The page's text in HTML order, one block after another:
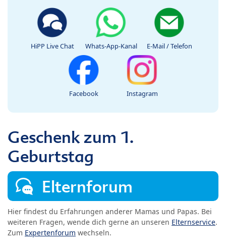
HiPP Live Chat Whats-App-Kanal E-Mail / Telefon
Facebook Instagram
Geschenk zum 1.
Geburtstag
Elternforum
Hier findest du Erfahrungen anderer Mamas und Papas. Bei
weiteren Fragen, wende dich gerne an unseren Elternservice.
Zum Expertenforum wechseln.